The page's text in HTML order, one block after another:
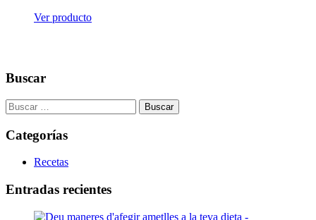
Ver producto
Buscar
Buscar:
Categorías
Recetas
Entradas recientes